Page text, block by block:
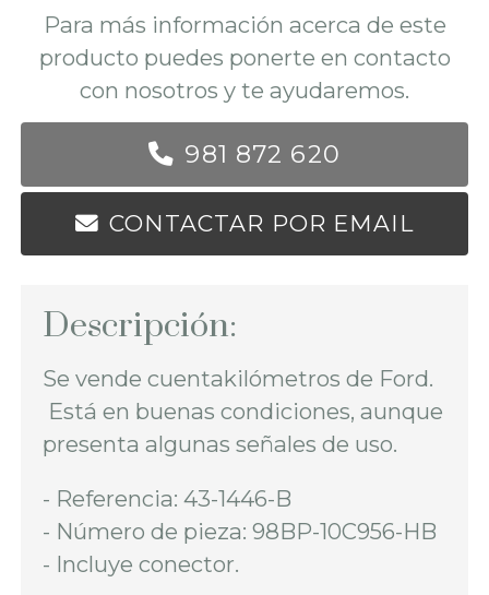
Para más información acerca de este
producto puedes ponerte en contacto
con nosotros y te ayudaremos.
981 872 620
CONTACTAR POR EMAIL
Descripción:
Se vende cuentakilómetros de Ford.
Está en buenas condiciones, aunque
presenta algunas señales de uso.
- Referencia: 43-1446-B
- Número de pieza: 98BP-10C956-HB
- Incluye conector.